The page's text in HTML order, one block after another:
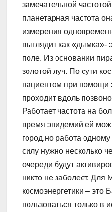
замечательной
планетарная частота
измерения
выглядит как «дымка»-
поле. Из основании
золотой луч. По сути
пациентом при помощи
проходит вдоль
Работает частота на
время эпидемий ей
город,но работа одному
силу нужно несколько
очереди будут
никто не заболеет. Для
космоэнергетики – это
пользоваться только в